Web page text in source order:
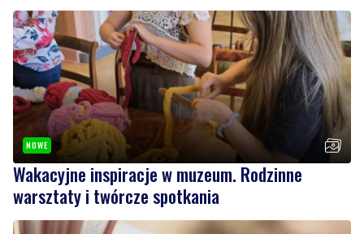
NOWE
Wakacyjne inspiracje w muzeum. Rodzinne
warsztaty i twórcze spotkania